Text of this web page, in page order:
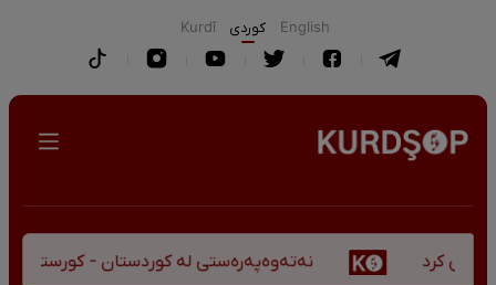
English كوردی Kurdî
نەتەوەپەرەستی لە کوردستان - کورستەی